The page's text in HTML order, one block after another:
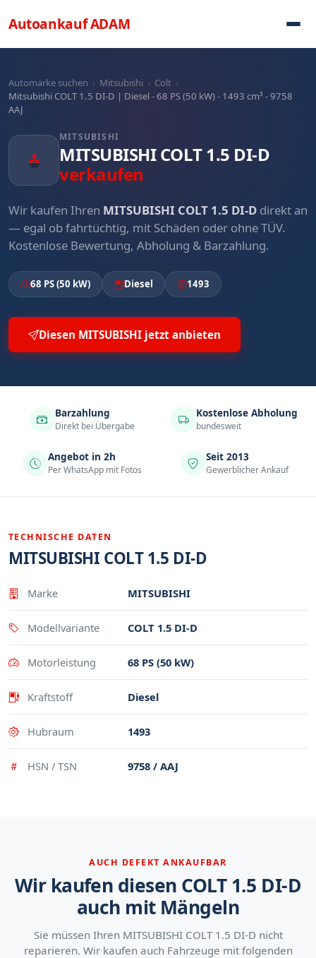
AutoankaufADAM
Automarke suchen › Mitsubishi › Colt ›
Mitsubishi COLT 1.5 DI-D | Diesel - 68 PS (50 kW) - 1493 cm³ - 9758
AAJ
MITSUBISHI
MITSUBISHI COLT 1.5 DI-D
verkaufen
Wir kaufen Ihren MITSUBISHI COLT 1.5 DI-D direkt an
— egal ob fahrtüchtig, mit Schäden oder ohne TÜV.
Kostenlose Bewertung, Abholung & Barzahlung.
68 PS (50 kW) Diesel 1493
Diesen MITSUBISHI jetzt anbieten
Barzahlung
Direkt bei Übergabe
Kostenlose Abholung
bundesweit
Angebot in 2h
Per WhatsApp mit Fotos
Seit 2013
Gewerblicher Ankauf
TECHNISCHE DATEN
MITSUBISHI COLT 1.5 DI-D
Eigenschaft
Marke MITSUBISHI
Modellvariante COLT 1.5 DI-D
Motorleistung 68 PS (50 kW)
Kraftstoff Diesel
Hubraum 1493
HSN / TSN 9758 / AAJ
AUCH DEFEKT ANKAUFBAR
Wir kaufen diesen COLT 1.5 DI-D
auch mit Mängeln
Sie müssen Ihren MITSUBISHI COLT 1.5 DI-D nicht
reparieren. Wir kaufen auch Fahrzeuge mit folgenden